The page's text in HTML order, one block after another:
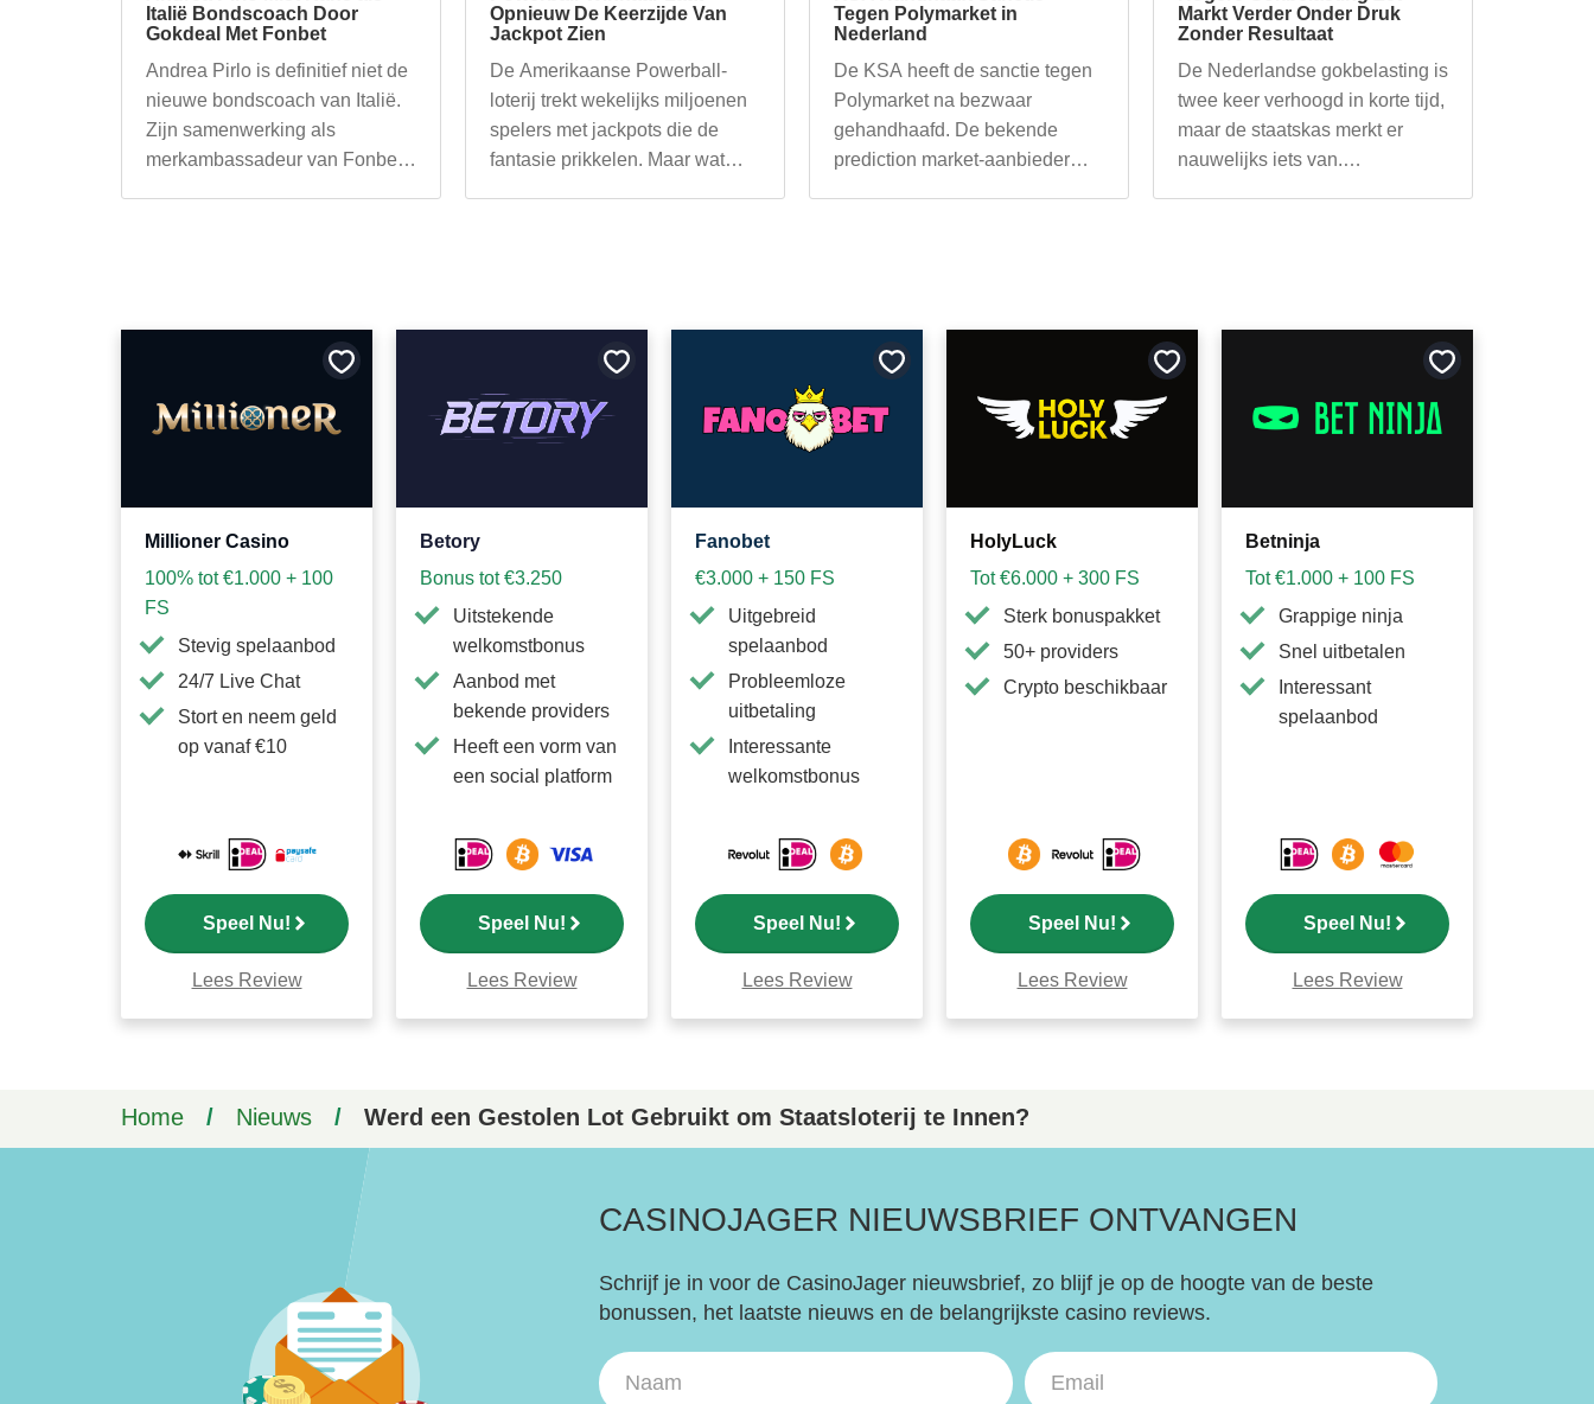
Italië Bondscoach Door
Gokdeal Met Fonbet
Andrea Pirlo is definitief niet de
nieuwe bondscoach van Italië.
Zijn samenwerking als
merkambassadeur van Fonbet,
Opnieuw De Keerzijde Van
Jackpot Zien
De Amerikaanse Powerball-
loterij trekt wekelijks miljoenen
spelers met jackpots die de
fantasie prikkelen. Maar wat
Tegen Polymarket in
Nederland
De KSA heeft de sanctie tegen
Polymarket na bezwaar
gehandhaafd. De bekende
prediction market-aanbieder
Markt Verder Onder Druk
Zonder Resultaat
De Nederlandse gokbelasting is
twee keer verhoogd in korte tijd,
maar de staatskas merkt er
nauwelijks iets van.…
Bewaar
Millioner Casino
100% tot €1.000 + 100
FS
Stevig spelaanbod
24/7 Live Chat
Stort en neem geld
op vanaf €10
Speel Nu!
Lees Review
Bewaar
Betory
Bonus tot €3.250
Uitstekende
welkomstbonus
Aanbod met
bekende providers
Heeft een vorm van
een social platform
Speel Nu!
Lees Review
Bewaar
Fanobet
€3.000 + 150 FS
Uitgebreid
spelaanbod
Probleemloze
uitbetaling
Interessante
welkomstbonus
Speel Nu!
Lees Review
Bewaar
favoriet
HolyLuck
Tot €6.000 + 300 FS
Sterk bonuspakket
50+ providers
Crypto beschikbaar
Speel Nu!
Lees Review
Bewaar
Betninja
Tot €1.000 + 100 FS
Grappige ninja
Snel uitbetalen
Interessant
spelaanbod
Speel Nu!
Lees Review
Home / Nieuws / Werd een Gestolen Lot Gebruikt om Staatsloterij te Innen?
CASINOJAGER NIEUWSBRIEF ONTVANGEN
Schrijf je in voor de CasinoJager nieuwsbrief, zo blijf je op de hoogte van de beste
bonussen, het laatste nieuws en de belangrijkste casino reviews.